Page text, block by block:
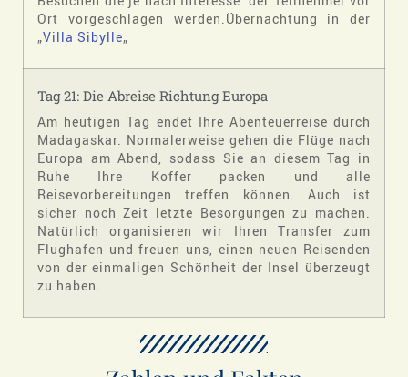
Ort vorgeschlagen werden.Übernachtung in der
„Villa Sibylle„
Tag 21: Die Abreise Richtung Europa
Am heutigen Tag endet Ihre Abenteuerreise durch
Madagaskar. Normalerweise gehen die Flüge nach
Europa am Abend, sodass Sie an diesem Tag in
Ruhe Ihre Koffer packen und alle
Reisevorbereitungen treffen können. Auch ist
sicher noch Zeit letzte Besorgungen zu machen.
Natürlich organisieren wir Ihren Transfer zum
Flughafen und freuen uns, einen neuen Reisenden
von der einmaligen Schönheit der Insel überzeugt
zu haben.